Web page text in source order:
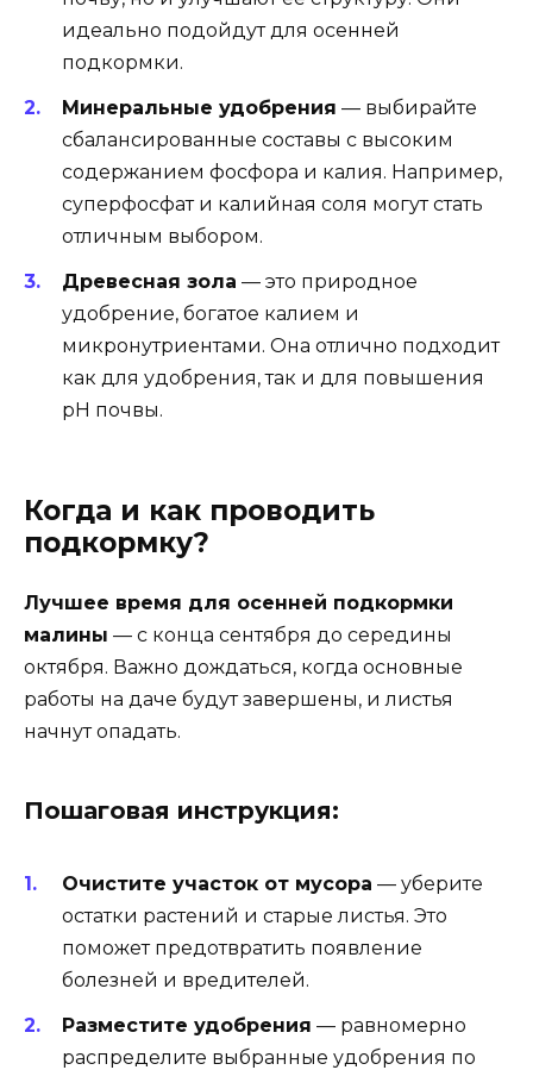
идеально подойдут для осенней
подкормки.
Минеральные удобрения — выбирайте
сбалансированные составы с высоким
содержанием фосфора и калия. Например,
суперфосфат и калийная соля могут стать
отличным выбором.
Древесная зола — это природное
удобрение, богатое калием и
микронутриентами. Она отлично подходит
как для удобрения, так и для повышения
pH почвы.
Когда и как проводить
подкормку?
Лучшее время для осенней подкормки
малины — с конца сентября до середины
октября. Важно дождаться, когда основные
работы на даче будут завершены, и листья
начнут опадать.
Пошаговая инструкция:
Очистите участок от мусора — уберите
остатки растений и старые листья. Это
поможет предотвратить появление
болезней и вредителей.
Разместите удобрения — равномерно
распределите выбранные удобрения по